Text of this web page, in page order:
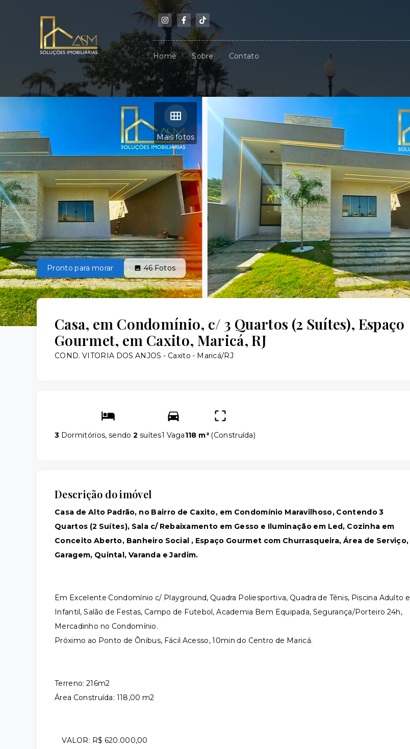
Home Sobre Contato
Mais fotos
Pronto para morar 46Fotos
Casa, em Condomínio, c/ 3 Quartos (2 Suítes), Espaço
Gourmet, em Caxito, Maricá, RJ
COND. VITORIA DOS ANJOS - Caxito - Maricá/RJ
3 Dormitórios, sendo2 suítes1 Vaga118 m² (Construída)
Descrição do imóvel
Casa de Alto Padrão, no Bairro de Caxito, em Condomínio Maravilhoso, Contendo 3
Quartos (2 Suítes), Sala c/ Rebaixamento em Gesso e Iluminação em Led, Cozinha em
Conceito Aberto, Banheiro Social , Espaço Gourmet com Churrasqueira, Área de Serviço,
Garagem, Quintal, Varanda e Jardim.
Em Excelente Condomínio c/ Playground, Quadra Poliesportiva, Quadra de Tênis, Piscina Adulto e
Infantil, Salão de Festas, Campo de Futebol, Academia Bem Equipada, Segurança/Porteiro 24h,
Mercadinho no Condomínio.
Próximo ao Ponto de Ônibus, Fácil Acesso, 10min do Centro de Maricá.
Terreno: 216m2
Área Construída: 118,00 m2
VALOR: R$ 620.000,00